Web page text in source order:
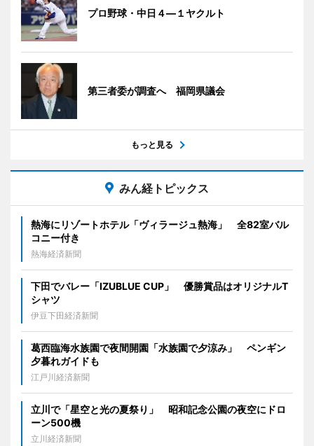
プロ野球・中日４―１ヤクルト
第三者委が調査へ 福岡県議会
もっと見る
みん経トピックス
熱海にリゾートホテル「ヴィラージュ熱海」 全82室バル
コニー付き
熱海経済新聞
下田でバレー「IZUBLUE CUP」 優勝賞品はオリジナルT
シャツ
伊豆下田経済新聞
葛西臨海水族園で夜間開園「水族園で夕涼み」 ペンギン
夕暮れガイドも
江戸川経済新聞
立川で「星空と光の夏祭り」 昭和記念公園の夜空にドロ
ーン500機
立川経済新聞